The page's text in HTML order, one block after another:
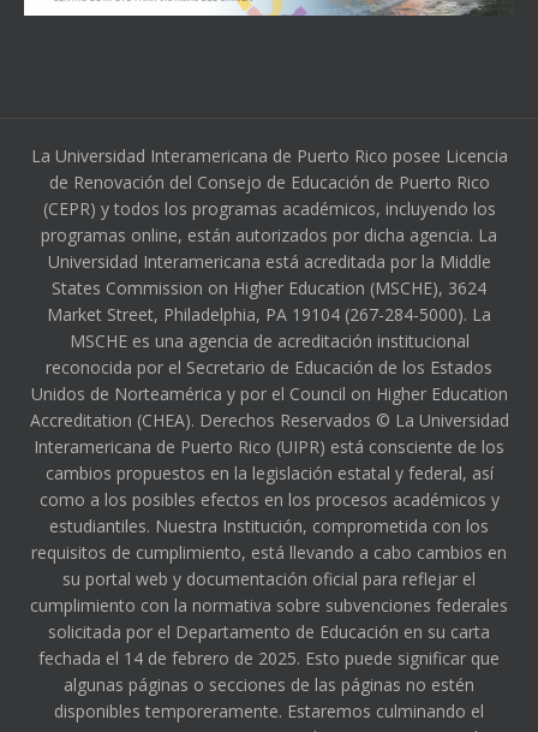
La Universidad Interamericana de Puerto Rico posee Licencia
de Renovación del Consejo de Educación de Puerto Rico
(CEPR) y todos los programas académicos, incluyendo los
programas online, están autorizados por dicha agencia. La
Universidad Interamericana está acreditada por la Middle
States Commission on Higher Education (MSCHE), 3624
Market Street, Philadelphia, PA 19104 (267-284-5000). La
MSCHE es una agencia de acreditación institucional
reconocida por el Secretario de Educación de los Estados
Unidos de Norteamérica y por el Council on Higher Education
Accreditation (CHEA). Derechos Reservados © La Universidad
Interamericana de Puerto Rico (UIPR) está consciente de los
cambios propuestos en la legislación estatal y federal, así
como a los posibles efectos en los procesos académicos y
estudiantiles. Nuestra Institución, comprometida con los
requisitos de cumplimiento, está llevando a cabo cambios en
su portal web y documentación oficial para reflejar el
cumplimiento con la normativa sobre subvenciones federales
solicitada por el Departamento de Educación en su carta
fechada el 14 de febrero de 2025. Esto puede significar que
algunas páginas o secciones de las páginas no estén
disponibles temporeramente. Estaremos culminando el